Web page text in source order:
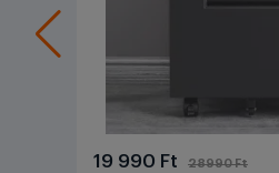
19 990 Ft 28990 Ft